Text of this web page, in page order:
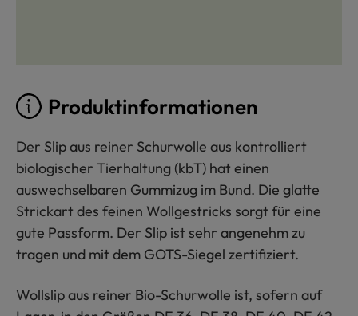
Produktinformationen
Der Slip aus reiner Schurwolle aus kontrolliert
biologischer Tierhaltung (kbT) hat einen
auswechselbaren Gummizug im Bund. Die glatte
Strickart des feinen Wollgestricks sorgt für eine
gute Passform. Der Slip ist sehr angenehm zu
tragen und mit dem GOTS-Siegel zertifiziert.
Wollslip aus reiner Bio-Schurwolle ist, sofern auf